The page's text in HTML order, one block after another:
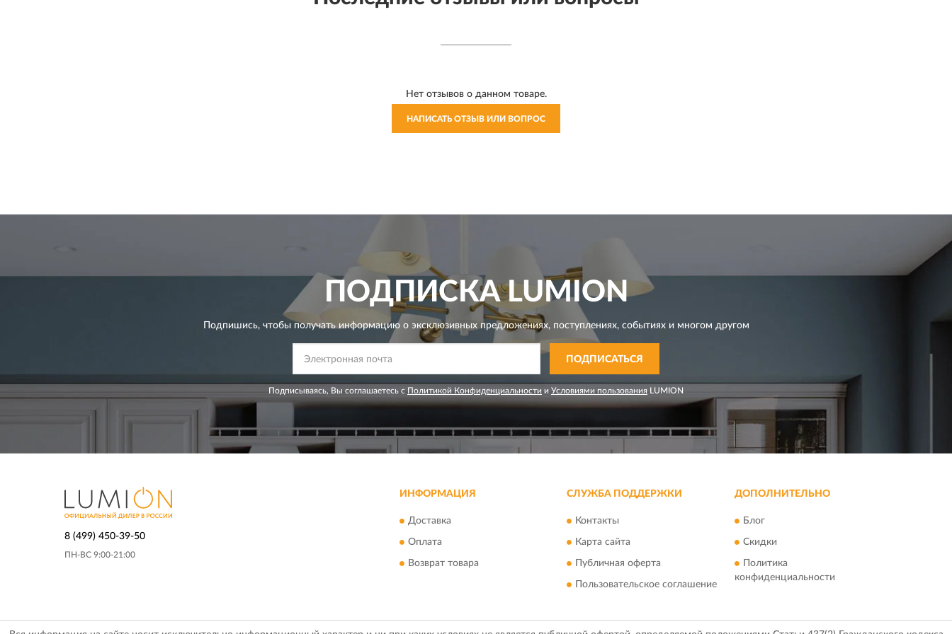
Нет отзывов о данном товаре.
НАПИСАТЬ ОТЗЫВ ИЛИ ВОПРОС
ПОДПИСКАLUMION
Подпишись, чтобы получать информацию о эксклюзивных предложениях,поступлениях, событиях и многом другом
ПОДПИСАТЬСЯ
Подписываясь, Вы соглашаетесь с Политикой Конфиденциальности и Условиями пользования LUMION
8 (499) 450-39-50
ПН-ВС 9:00-21:00
ИНФОРМАЦИЯ
Доставка
Оплата
Возврат товара
СЛУЖБА ПОДДЕРЖКИ
Контакты
Карта сайта
Публичная оферта
Пользовательское соглашение
ДОПОЛНИТЕЛЬНО
Блог
Скидки
Политика
конфиденциальности